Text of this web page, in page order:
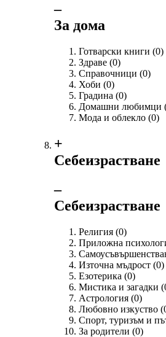
‒
За дома
Готварски книги (0)
Здраве (0)
Справочници (0)
Хоби (0)
Градина (0)
Домашни любимци
Мода и облекло (0)
+
Себеизрастване
‒
Себеизрастване
Религия (0)
Приложна
Източна мъдрост (0)
Езотерика (0)
Мистика и загадки
Астрология (0)
Любовно изкуство
Спорт, туризъм и
За родители (0)